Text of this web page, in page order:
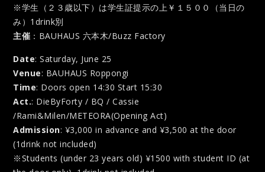
※学生（２３歳以下）は学生証提示の上￥１５００（当日の
み）1drink別
主催 ：BAUHAUS 六本木/Buzz Factory
Date: Saturday, June 25
Venue: BAUHAUS Roppongi
Time: Doors open 14:30 Start 15:30
Act.: DieByForty / BQ / Cassie
/Rami&Milen/METEORA(Opening Act)
Admission: ¥3,000 in advance and ¥3,500 at the door
(1drink not included)
※Students (under 23 years old) ¥1500 with student ID (at